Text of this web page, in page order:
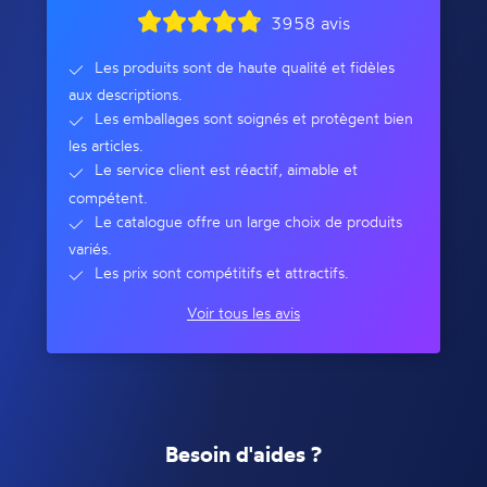
3958 avis
Les produits sont de haute qualité et fidèles
aux descriptions.
Les emballages sont soignés et protègent bien
les articles.
Le service client est réactif, aimable et
compétent.
Le catalogue offre un large choix de produits
variés.
Les prix sont compétitifs et attractifs.
Voir tous les avis
Besoin d'aides ?